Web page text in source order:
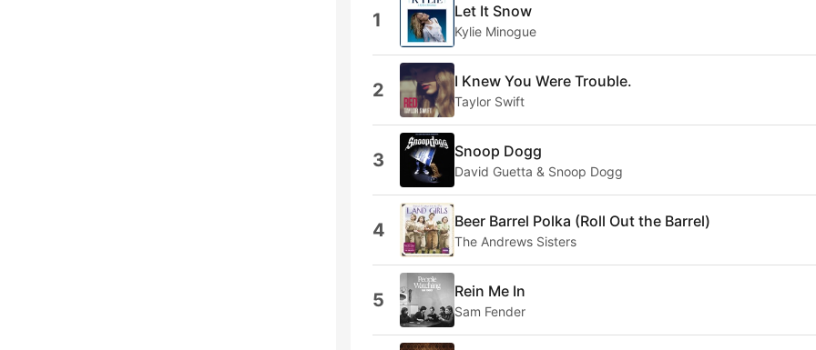
1 Let It Snow
Kylie Minogue
2 I Knew You Were Trouble.
Taylor Swift
3 Snoop Dogg
David Guetta & Snoop Dogg
4 Beer Barrel Polka (Roll Out the Barrel)
The Andrews Sisters
5 Rein Me In
Sam Fender